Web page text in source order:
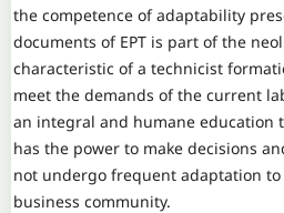
the competence of adaptability
documents of EPT is part of the
characteristic of a technicist
meet the demands of the current
an integral and humane education
has the power to make decisions
not undergo frequent adaptation
business community.